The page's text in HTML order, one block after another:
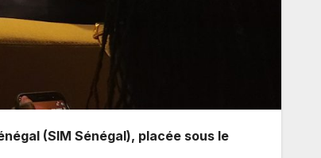
(SIM Sénégal), placée sous le